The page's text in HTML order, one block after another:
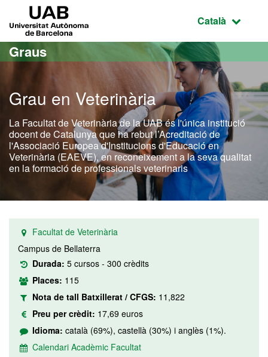
Ves al contingut principal
Ves a la navegació de la pàgina
Idioma
Català
Graus
Grau en Veterinària
La Facultat de Veterinària de la UAB és l'única institució
docent de Catalunya que ha rebut l’Acreditació de
l'Associació Europea d'Institucions d'Educació en
Veterinària (EAEVE), en reconeixement a la seva qualitat
en la formació de professionals veterinaris
Facultat de Veterinària
Campus de Bellaterra
Durada: 5 cursos - 300 crèdits
Places: 115
Nota de tall Batxillerat / CFGS: 11,822
Preu per crèdit: 17,69 euros
Idioma: català (69%), castellà (30%) i anglès (1%).
Calendari Acadèmic Facultat